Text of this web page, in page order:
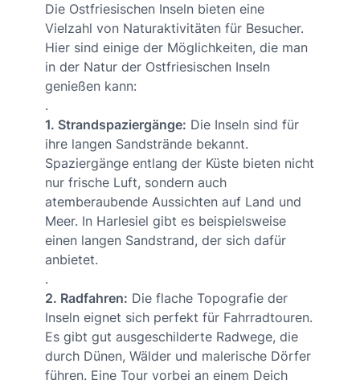
Die Ostfriesischen Inseln bieten eine
Vielzahl von Naturaktivitäten für Besucher.
Hier sind einige der Möglichkeiten, die man
in der Natur der Ostfriesischen Inseln
genießen kann:
.
1. Strandspaziergänge: Die Inseln sind für
ihre langen Sandstrände bekannt.
Spaziergänge entlang der Küste bieten nicht
nur frische Luft, sondern auch
atemberaubende Aussichten auf Land und
Meer. In Harlesiel gibt es beispielsweise
einen langen Sandstrand, der sich dafür
anbietet.
.
2. Radfahren: Die flache Topografie der
Inseln eignet sich perfekt für Fahrradtouren.
Es gibt gut ausgeschilderte Radwege, die
durch Dünen, Wälder und malerische Dörfer
führen. Eine Tour vorbei an einem Deich